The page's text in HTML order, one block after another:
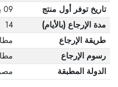
تاريخ توفر أول منتج
09 يناير 2025
مدة الإرجاع (بالأيام)
14
طريقة الإرجاع
رسوم الإرجاع
الدولة المطبقة
مصر